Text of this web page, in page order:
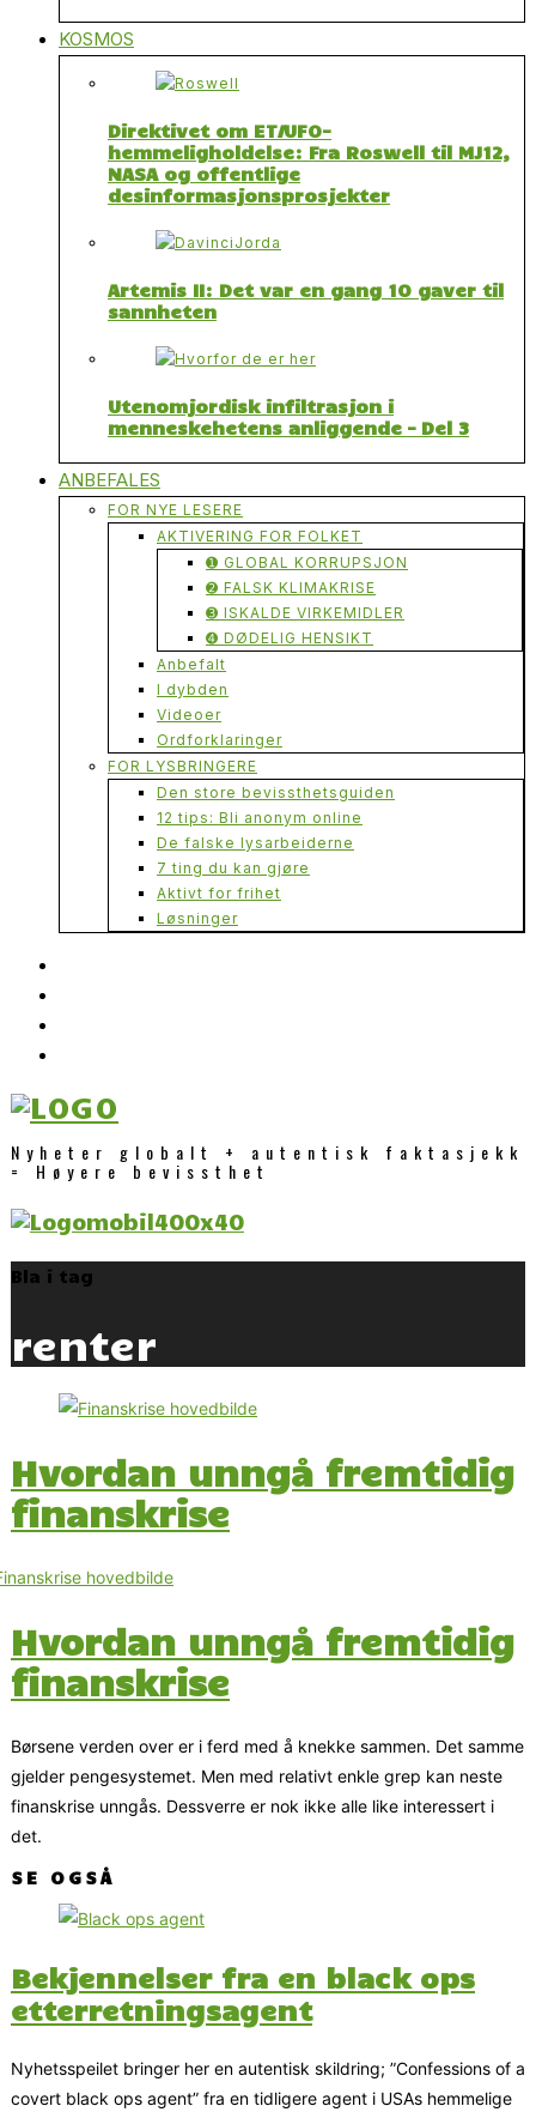
KOSMOS
Direktivet om ET/UFO-
hemmeligholdelse: Fra Roswell til MJ12,
NASA og offentlige
desinformasjonsprosjekter
Artemis II: Det var en gang 10 gaver til
sannheten
Utenomjordisk infiltrasjon i
menneskehetens anliggende – Del 3
ANBEFALES
FOR NYE LESERE
AKTIVERING FOR FOLKET
➊ GLOBAL KORRUPSJON
➋ FALSK KLIMAKRISE
➌ ISKALDE VIRKEMIDLER
➍ DØDELIG HENSIKT
Anbefalt
I dybden
Videoer
Ordforklaringer
FOR LYSBRINGERE
Den store bevissthetsguiden
12 tips: Bli anonym online
De falske lysarbeiderne
7 ting du kan gjøre
Aktivt for frihet
Løsninger
Nyheter globalt + autentisk faktasjekk
= Høyere bevissthet
Bla i tag
renter
Hvordan unngå fremtidig
finanskrise
Hvordan unngå fremtidig
finanskrise
Børsene verden over er i ferd med å knekke sammen. Det samme
gjelder pengesystemet. Men med relativt enkle grep kan neste
finanskrise unngås. Dessverre er nok ikke alle like interessert i
det.
SE OGSÅ
Bekjennelser fra en black ops
etterretningsagent
Nyhetsspeilet bringer her en autentisk skildring; ”Confessions of a
covert black ops agent” fra en tidligere agent i USAs hemmelige